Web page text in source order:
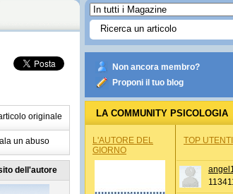
originale
un abuso
dell'autore
Non ancora membro?
Proponi il tuo blog
LA COMMUNITY PSICOLOGIA
L'AUTORE DEL
GIORNO
TOP UTENTI